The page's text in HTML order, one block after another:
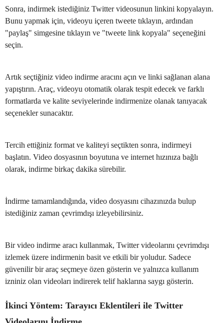
Sonra, indirmek istediğiniz Twitter videosunun linkini kopyalayın.
Bunu yapmak için, videoyu içeren tweete tıklayın, ardından
"paylaş" simgesine tıklayın ve "tweete link kopyala" seçeneğini
seçin.
Artık seçtiğiniz video indirme aracını açın ve linki sağlanan alana
yapıştırın. Araç, videoyu otomatik olarak tespit edecek ve farklı
formatlarda ve kalite seviyelerinde indirmenize olanak tanıyacak
seçenekler sunacaktır.
Tercih ettiğiniz format ve kaliteyi seçtikten sonra, indirmeyi
başlatın. Video dosyasının boyutuna ve internet hızınıza bağlı
olarak, indirme birkaç dakika sürebilir.
İndirme tamamlandığında, video dosyasını cihazınızda bulup
istediğiniz zaman çevrimdışı izleyebilirsiniz.
Bir video indirme aracı kullanmak, Twitter videolarını çevrimdışı
izlemek üzere indirmenin basit ve etkili bir yoludur. Sadece
güvenilir bir araç seçmeye özen gösterin ve yalnızca kullanım
izniniz olan videoları indirerek telif haklarına saygı gösterin.
İkinci Yöntem: Tarayıcı Eklentileri ile Twitter